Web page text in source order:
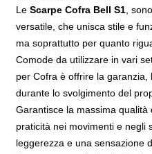
Le Scarpe Cofra Bell S1,
versatile, che unisca stile e
ma soprattutto per quanto
Comode da utilizzare in vari
per Cofra è offrire la
durante lo svolgimento del
Garantisce la massima qualità
praticità nei movimenti e negli
leggerezza e una sensazione